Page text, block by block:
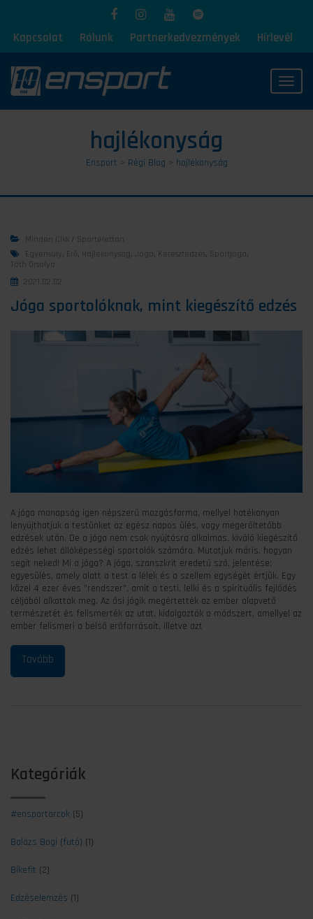
Kapcsolat Rólunk Partnerkedvezmények Hírlevél
hajlékonyság
Ensport > Régi Blog > hajlékonyság
Minden Cikk / Sportélettan
Egyensúly, Erő, Hajlékonyság, Jóga, Keresztedzés, Sportjóga,
Tóth Orsolya
2021.02.02.
Jóga sportolóknak, mint kiegészítő edzés
A jóga manapság igen népszerű mozgásforma, mellyel hatékonyan
lenyújthatjuk a testünket az egész napos ülés, vagy megerőltetőbb
edzések után. De a jóga nem csak nyújtásra alkalmas, kiváló kiegészítő
edzés lehet állóképességi sportolók számára. Mutatjuk máris, hogyan
segít neked! Mi a jóga? A jóga, szanszkrit eredetű szó, jelentése:
egyesülés, amely alatt a test a lélek és a szellem egységét értjük. Egy
közel 4 ezer éves ”rendszer”, amit a testi, lelki és a spirituális fejlődés
céljából alkottak meg. Az ősi jógik megértették az ember alapvető
természetét és felismerték az utat, kidolgozták a módszert, amellyel az
ember felismeri a belső erőforrásait, illetve azt
Kategóriák
#ensportarcok (5)
Balázs Bogi (futó) (1)
Bikefit (2)
Edzéselemzés (1)